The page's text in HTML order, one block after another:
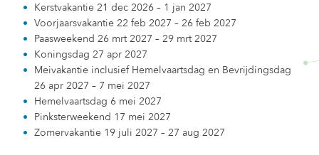
Kerstvakantie 21 dec 2026 – 1 jan 2027
Voorjaarsvakantie 22 feb 2027 – 26 feb 2027
Paasweekend 26 mrt 2027 – 29 mrt 2027
Koningsdag 27 apr 2027
Meivakantie inclusief Hemelvaartsdag en Bevrijdingsdag
26 apr 2027 – 7 mei 2027
Hemelvaartsdag 6 mei 2027
Pinksterweekend 17 mei 2027
Zomervakantie 19 juli 2027 – 27 aug 2027